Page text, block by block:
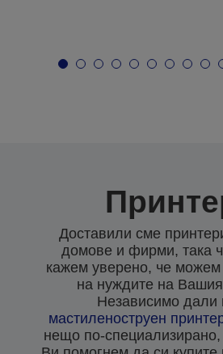
Доставили сме
домове и фирми, така
кажем уверено, че можем
на нуждите на
Независимо дали
мастиленоструен
нещо по-